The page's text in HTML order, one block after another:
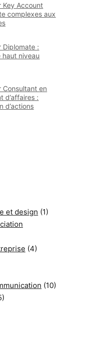
Key Account
complexes aux
Diplomate :
haut niveau
Consultant en
d’affaires :
d’actions
et design (1)
(4)
(10)